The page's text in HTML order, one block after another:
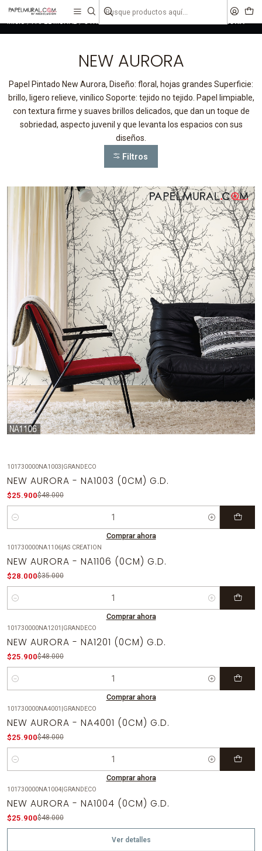
liquidaciones
Inicio PAPEL MURAL OTRAS COLECCIONES NEW AURORA
NEW AURORA
Papel Pintado New Aurora, Diseño: floral, hojas grandes Superficie:
brillo, ligero relieve, vinílico Soporte: tejido no tejido. Papel limpiable,
con textura firme y suaves brillos delicados, que dan un toque de
sobriedad, aspecto juvenil y que levanta los espacios con sus
diseños.
Filtros
101730000NA1003|GRANDECO
NEW AURORA - NA1003 (0CM) G.D.
$25.900$48.000
Cantidad
Comprar ahora
101730000NA1106|AS CREATION
NEW AURORA - NA1106 (0CM) G.D.
$28.000$35.000
Cantidad
Comprar ahora
101730000NA1201 |GRANDECO
NEW AURORA - NA1201 (0CM) G.D.
$25.900$48.000
Cantidad
Comprar ahora
101730000NA4001 |GRANDECO
NEW AURORA - NA4001 (0CM) G.D.
$25.900$48.000
Cantidad
Comprar ahora
101730000NA1004|GRANDECO
NEW AURORA - NA1004 (0CM) G.D.
$25.900$48.000
Ver detalles